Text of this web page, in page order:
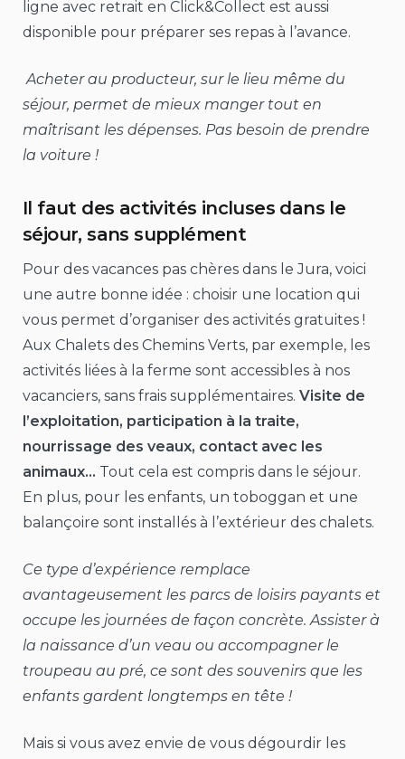
ligne avec retrait en Click&Collect est aussi
disponible pour préparer ses repas à l’avance.
Acheter au producteur, sur le lieu même du
séjour, permet de mieux manger tout en
maîtrisant les dépenses. Pas besoin de prendre
la voiture !
Il faut des activités incluses dans le
séjour, sans supplément
Pour des vacances pas chères dans le Jura, voici
une autre bonne idée : choisir une location qui
vous permet d’organiser des activités gratuites !
Aux Chalets des Chemins Verts, par exemple, les
activités liées à la ferme sont accessibles à nos
vacanciers, sans frais supplémentaires. Visite de
l’exploitation, participation à la traite,
nourrissage des veaux, contact avec les
animaux… Tout cela est compris dans le séjour.
En plus, pour les enfants, un toboggan et une
balançoire sont installés à l’extérieur des chalets.
Ce type d’expérience remplace
avantageusement les parcs de loisirs payants et
occupe les journées de façon concrète. Assister à
la naissance d’un veau ou accompagner le
troupeau au pré, ce sont des souvenirs que les
enfants gardent longtemps en tête !
Mais si vous avez envie de vous dégourdir les